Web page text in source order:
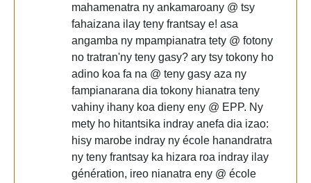
mahamenatra ny ankamaroany @ tsy
fahaizana ilay teny frantsay e! asa
angamba ny mpampianatra tety @ fotony
no tratran'ny teny gasy? ary tsy tokony ho
adino koa fa na @ teny gasy aza ny
fampianarana dia tokony hianatra teny
vahiny ihany koa dieny eny @ EPP. Ny
mety ho hitantsika indray anefa dia izao:
hisy marobe indray ny école hanandratra
ny teny frantsay ka hizara roa indray ilay
génération, ireo nianatra eny @ école